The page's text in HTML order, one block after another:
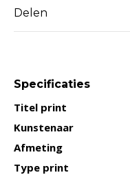
Delen
Specificaties
Titel print
Kunstenaar
Afmeting
Type print